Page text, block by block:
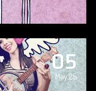
05
May 25